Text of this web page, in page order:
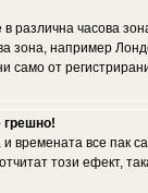
различна часова
зона, например
само от
грешно!
времената все
този ефект,